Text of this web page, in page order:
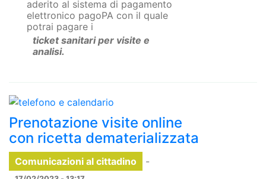
aderito al sistema di pagamento
elettronico pagoPA con il quale
potrai pagare i
ticket sanitari per visite e
analisi.
Prenotazione visite online
con ricetta dematerializzata
Comunicazioni al cittadino -